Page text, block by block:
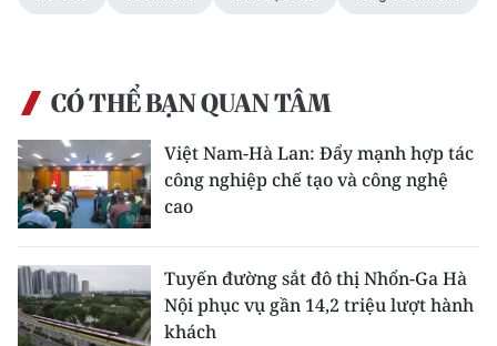
CÓ THỂ BẠN QUAN TÂM
Việt Nam-Hà Lan: Đẩy mạnh hợp tác
công nghiệp chế tạo và công nghệ
cao
Tuyến đường sắt đô thị Nhổn-Ga Hà
Nội phục vụ gần 14,2 triệu lượt hành
khách